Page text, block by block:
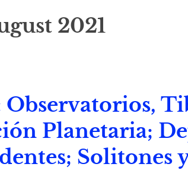
2021
Observatorios,
Planetaria;
Solitones